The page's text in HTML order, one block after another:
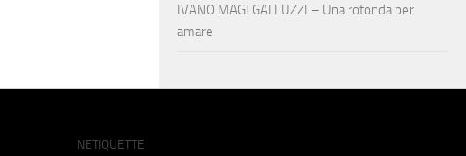
IVANO MAGI GALLUZZI – Una rotonda per
amare
NETIQUETTE